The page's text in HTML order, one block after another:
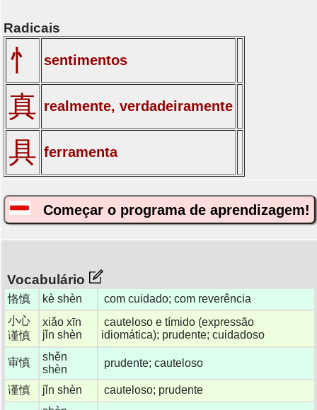
Radicais
忄 sentimentos
真 realmente, verdadeiramente
具 ferramenta
Começar o programa de aprendizagem!
Vocabulário
恪慎 kè shèn
com cuidado; com reverência
小心
谨慎
xiǎo xīn
jǐn shèn
cauteloso e tímido (expressão
idiomática); prudente; cuidadoso
审慎
shěn
shèn
prudente; cauteloso
谨慎 jǐn shèn cauteloso; prudente